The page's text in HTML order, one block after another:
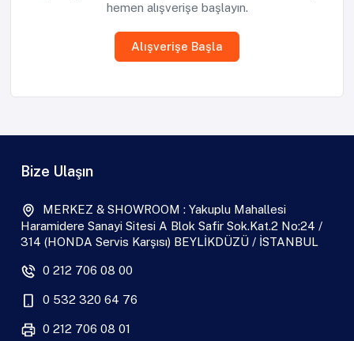
hemen alışverişe başlayın.
Alışverişe Başla
Bize Ulaşın
MERKEZ & SHOWROOM : Yakuplu Mahallesi
Haramidere Sanayi Sitesi A Blok Safir Sok.Kat.2 No:24 /
314 (HONDA Servis Karşısı) BEYLİKDÜZÜ / İSTANBUL
0 212 706 08 00
0 532 320 64 76
0 212 706 08 01